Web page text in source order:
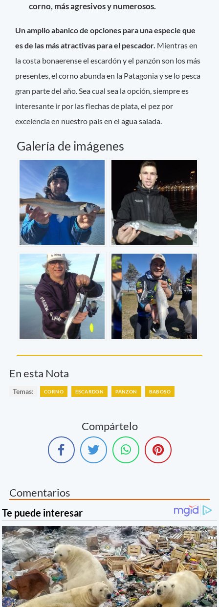
corno, más agresivos y numerosos.
Un amplio abanico de opciones para una especie que
es de las más atractivas para el pescador. Mientras en
la costa bonaerense el escardón y el panzón son los más
presentes, el corno abunda en la Patagonia y se lo pesca
gran parte del año. Sea cual sea la opción, siempre es
interesante ir por las flechas de plata, el pez por
excelencia en nuestro país en el agua salada.
Galería de imágenes
En esta Nota
Temas: CORNO ESCARDON PANZON BABOSO
Compártelo
Comentarios